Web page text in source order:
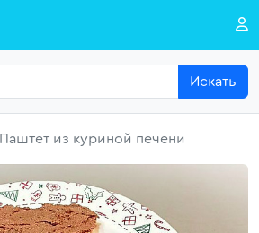
Искать
Паштет из куриной печени